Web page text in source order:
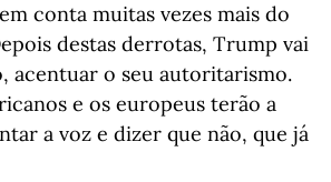
conta muitas vezes mais do
destas derrotas, Trump vai
acentuar o seu autoritarismo.
e os europeus terão a
a voz e dizer que não, que já